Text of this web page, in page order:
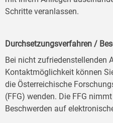
Schritte veranlassen.
Durchsetzungsverfahren /
Bei nicht zufriedenstellenden
Kontaktmöglichkeit können
die Österreichische
(FFG) wenden. Die FFG
Beschwerden auf